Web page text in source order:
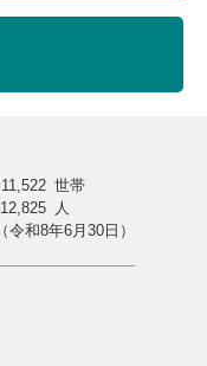
11,522 世帯
12,825 人
（令和8年6月30日）